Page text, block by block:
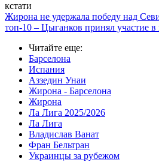
кстати
Жирона не удержала победу над
топ-10 – Цыганков принял участие в
Читайте еще:
Барселона
Испания
Аззедин Унаи
Жирона - Барселона
Жирона
Ла Лига 2025/2026
Ла Лига
Владислав Ванат
Фран Бельтран
Украинцы за рубежом